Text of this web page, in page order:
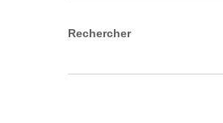
Rechercher